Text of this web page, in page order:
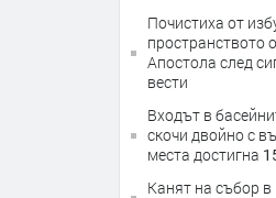
Почистиха от
пространството
Апостола след
вести
Входът в
скочи двойно с
места достигна
Канят на събор